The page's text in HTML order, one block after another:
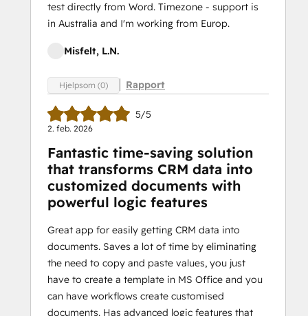
test directly from Word. Timezone - support is
in Australia and I'm working from Europ.
Misfelt, L.N.
Hjelpsom (0) Rapport
5/5
2. feb. 2026
Fantastic time-saving solution
that transforms CRM data into
customized documents with
powerful logic features
Great app for easily getting CRM data into
documents. Saves a lot of time by eliminating
the need to copy and paste values, you just
have to create a template in MS Office and you
can have workflows create customised
documents. Has advanced logic features that